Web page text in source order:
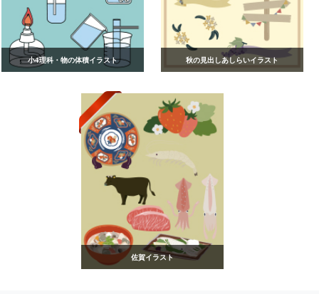
小4理科・物の体積イラスト 秋の見出しあしらいイラスト
佐賀イラスト